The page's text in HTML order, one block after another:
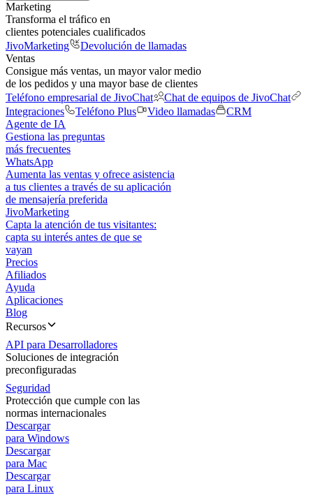
Marketing
Transforma el tráfico en
clientes potenciales cualificados
JivoMarketing
Devolución de llamadas
Ventas
Consigue más ventas, un mayor valor medio
de los pedidos y una mayor base de clientes
Teléfono empresarial de JivoChat
Chat de equipos de JivoChat
Integraciones
Teléfono Plus Video llamadas
CRM
Agente de IA
Gestiona las preguntas
más frecuentes
WhatsApp
Aumenta las ventas y ofrece asistencia
a tus clientes a través de su aplicación
de mensajería preferida
JivoMarketing
Capta la atención de tus visitantes:
capta su interés antes de que se
vayan
Precios
Afiliados
Ayuda
Aplicaciones
Blog
Recursos
API para Desarrolladores
Soluciones de integración
preconfiguradas
Seguridad
Protección que cumple con las
normas internacionales
Descargar
para Windows
Descargar
para Mac
Descargar
para Linux